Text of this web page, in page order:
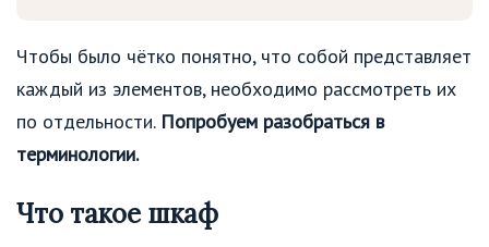
Чтобы было чётко понятно, что собой представляет
каждый из элементов, необходимо рассмотреть их
по отдельности. Попробуем разобраться в
терминологии.
Что такое шкаф